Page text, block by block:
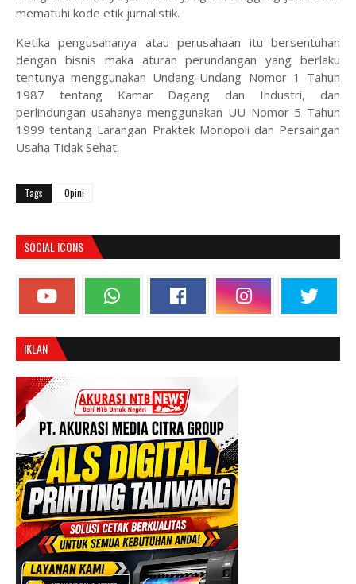
mematuhi kode etik jurnalistik.
Ketika pengusahanya atau perusahaan itu bersentuhan
dengan bisnis maka aturan perundangan yang berlaku
tentunya menggunakan Undang-Undang Nomor 1 Tahun
1987 tentang Kamar Dagang dan Industri, dan
perlindungan usahanya menggunakan UU Nomor 5 Tahun
1999 tentang Larangan Praktek Monopoli dan Persaingan
Usaha Tidak Sehat.
Tags Opini
SOCIAL ICONS
IKLAN